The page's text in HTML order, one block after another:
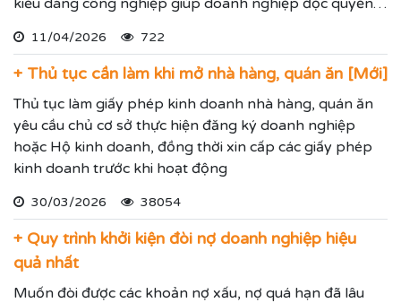
hạn đến 15 năm.
11/04/2026 722
+ Thủ tục cần làm khi mở nhà hàng, quán ăn [Mới]
Thủ tục làm giấy phép kinh doanh nhà hàng, quán ăn
yêu cầu chủ cơ sở thực hiện đăng ký doanh nghiệp
hoặc Hộ kinh doanh, đồng thời xin cấp các giấy phép
kinh doanh trước khi hoạt động
30/03/2026 38054
+ Quy trình khởi kiện đòi nợ doanh nghiệp hiệu
quả nhất
Muốn đòi được các khoản nợ xấu, nợ quá hạn đã lâu